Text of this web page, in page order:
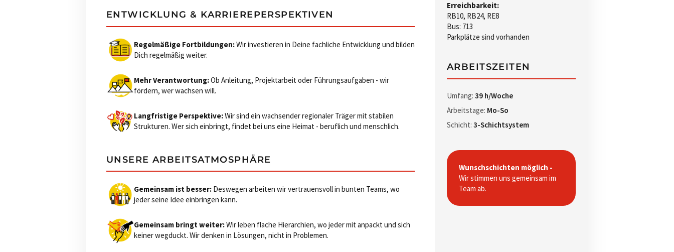
ENTWICKLUNG & KARRIEREPERSPEKTIVEN
Regelmäßige Fortbildungen:Wir investieren in Deine fachliche Entwicklung und bilden
Dich regelmäßig weiter.
Mehr Verantwortung:Ob Anleitung, Projektarbeit oder Führungsaufgaben - wir
fördern, wer wachsen will.
Langfristige Perspektive:Wir sind ein wachsender regionaler Träger mit stabilen
Strukturen. Wer sich einbringt, findet bei uns eine Heimat - beruflich und menschlich.
UNSERE ARBEITSATMOSPHÄRE
Gemeinsam ist besser: Deswegen arbeiten wir vertrauensvoll in bunten Teams, wo
jeder seine Idee einbringen kann.
Gemeinsam bringt weiter:Wir leben flache Hierarchien, wo jeder mit anpackt und sich
keiner wegduckt. Wir denken in Lösungen, nicht in Problemen.
Erreichbarkeit:
RB10, RB24, RE8
Bus: 713
Parkplätze sind vorhanden
ARBEITSZEITEN
Umfang: 39 h/Woche
Arbeitstage: Mo-So
Schicht: 3-Schichtsystem
Wunschschichten möglich -
Wir stimmen uns gemeinsam im
Team ab.